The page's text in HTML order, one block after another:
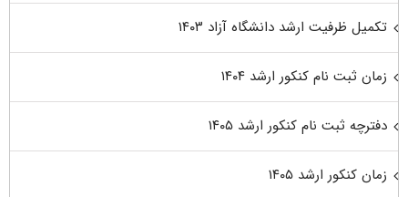
تکمیل ظرفیت ارشد دانشگاه آزاد ۱۴۰۳
زمان ثبت نام کنکور ارشد ۱۴۰۴
دفترچه ثبت نام کنکور ارشد ۱۴۰۵
زمان کنکور ارشد ۱۴۰۵